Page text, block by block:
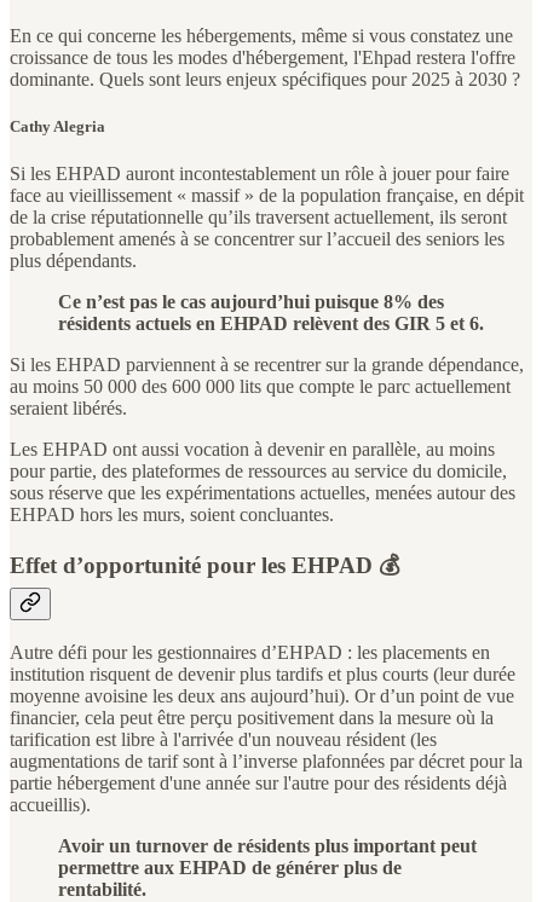
En ce qui concerne les hébergements, même si vous constatez une
croissance de tous les modes d'hébergement, l'Ehpad restera l'offre
dominante. Quels sont leurs enjeux spécifiques pour 2025 à 2030 ?
Cathy Alegria
Si les EHPAD auront incontestablement un rôle à jouer pour faire
face au vieillissement « massif » de la population française, en dépit
de la crise réputationnelle qu’ils traversent actuellement, ils seront
probablement amenés à se concentrer sur l’accueil des seniors les
plus dépendants.
Ce n’est pas le cas aujourd’hui puisque 8% des
résidents actuels en EHPAD relèvent des GIR 5 et 6.
Si les EHPAD parviennent à se recentrer sur la grande dépendance,
au moins 50 000 des 600 000 lits que compte le parc actuellement
seraient libérés.
Les EHPAD ont aussi vocation à devenir en parallèle, au moins
pour partie, des plateformes de ressources au service du domicile,
sous réserve que les expérimentations actuelles, menées autour des
EHPAD hors les murs, soient concluantes.
Effet d’opportunité pour les EHPAD 💰
Autre défi pour les gestionnaires d’EHPAD : les placements en
institution risquent de devenir plus tardifs et plus courts (leur durée
moyenne avoisine les deux ans aujourd’hui). Or d’un point de vue
financier, cela peut être perçu positivement dans la mesure où la
tarification est libre à l'arrivée d'un nouveau résident (les
augmentations de tarif sont à l’inverse plafonnées par décret pour la
partie hébergement d'une année sur l'autre pour des résidents déjà
accueillis).
Avoir un turnover de résidents plus important peut
permettre aux EHPAD de générer plus de
rentabilité.